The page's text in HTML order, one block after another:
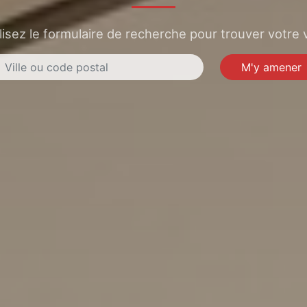
le formulaire de recherche pour trouver votre
M'y amener